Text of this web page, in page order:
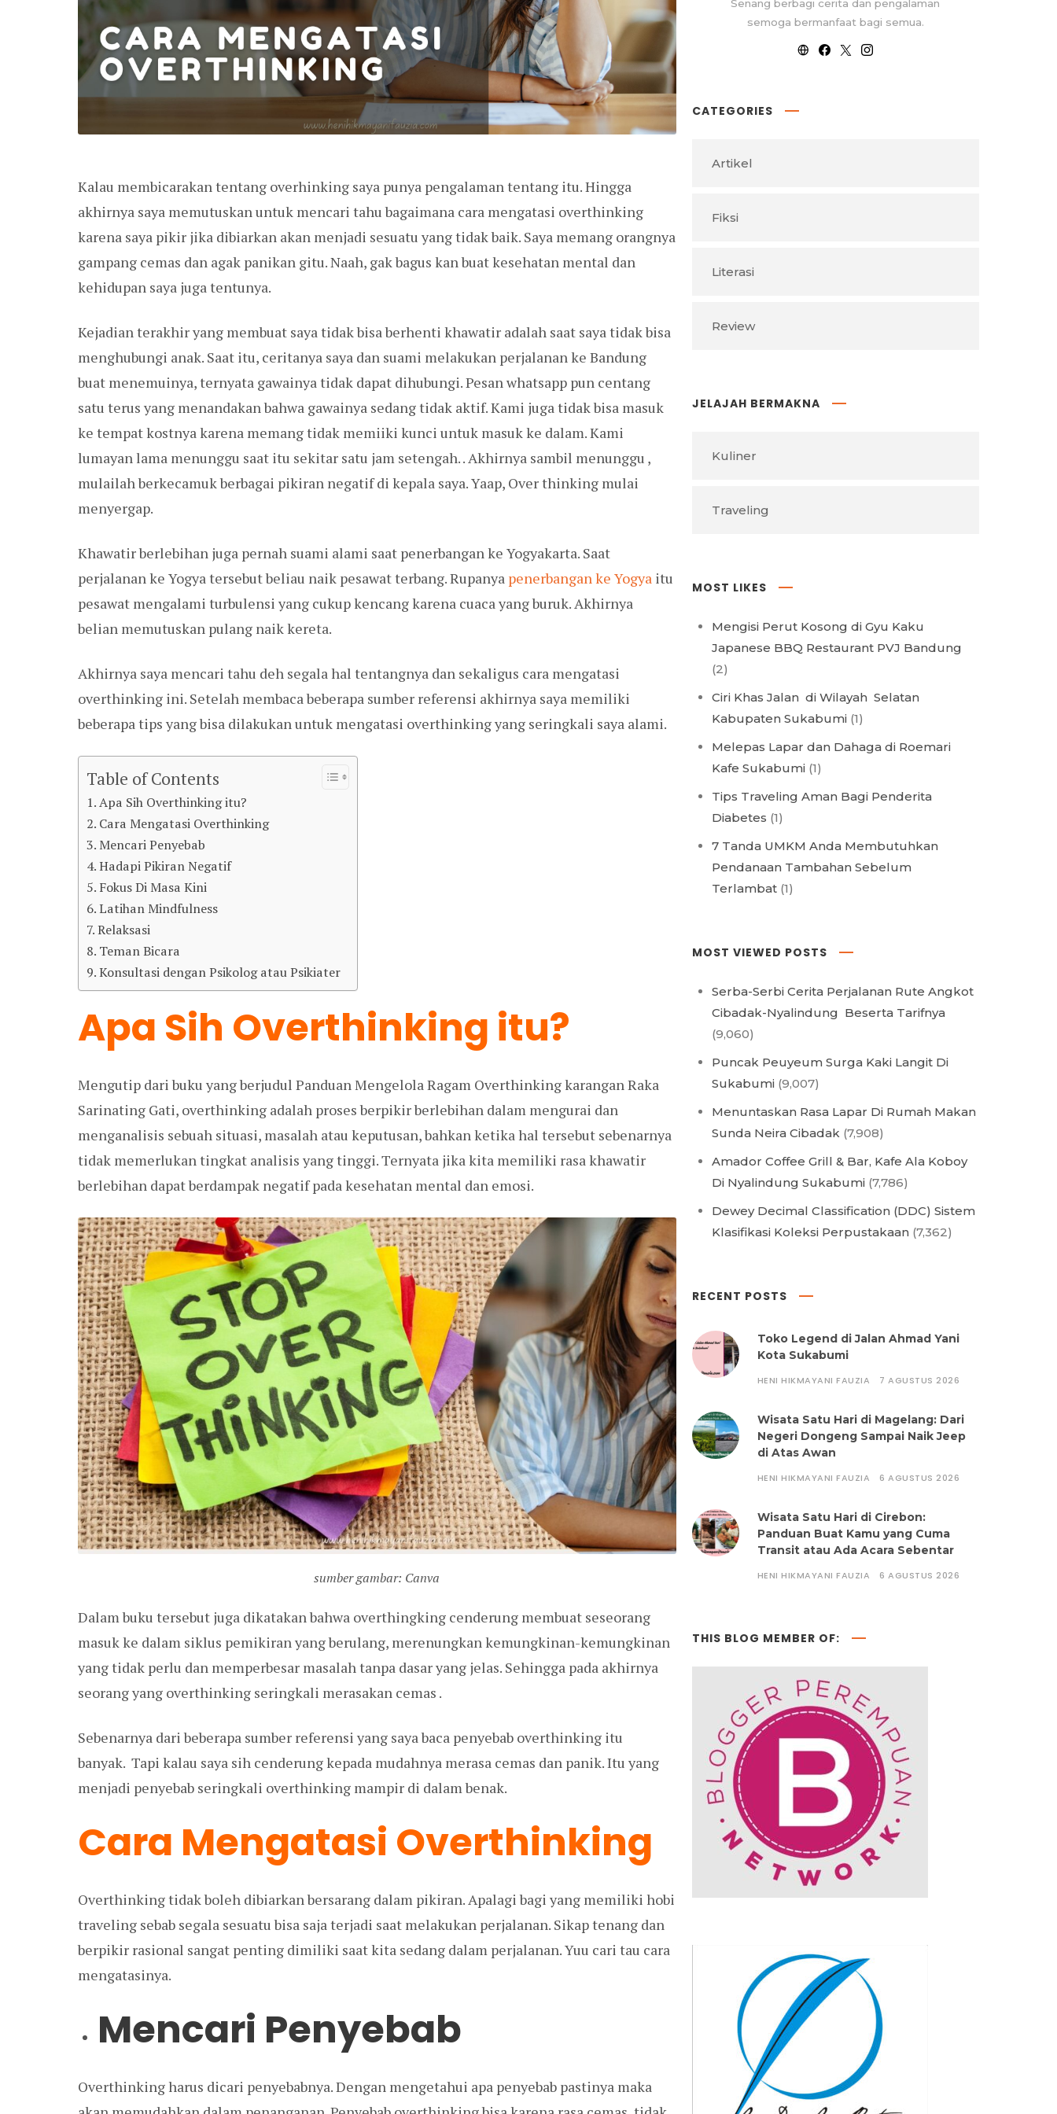
Kalau membicarakan tentang overhinking saya punya pengalaman tentang itu. Hingga
akhirnya saya memutuskan untuk mencari tahu bagaimana cara mengatasi overthinking
karena saya pikir jika dibiarkan akan menjadi sesuatu yang tidak baik. Saya memang orangnya
gampang cemas dan agak panikan gitu. Naah, gak bagus kan buat kesehatan mental dan
kehidupan saya juga tentunya.
Kejadian terakhir yang membuat saya tidak bisa berhenti khawatir adalah saat saya tidak bisa
menghubungi anak. Saat itu, ceritanya saya dan suami melakukan perjalanan ke Bandung
buat menemuinya, ternyata gawainya tidak dapat dihubungi. Pesan whatsapp pun centang
satu terus yang menandakan bahwa gawainya sedang tidak aktif. Kami juga tidak bisa masuk
ke tempat kostnya karena memang tidak memiiki kunci untuk masuk ke dalam. Kami
lumayan lama menunggu saat itu sekitar satu jam setengah. . Akhirnya sambil menunggu ,
mulailah berkecamuk berbagai pikiran negatif di kepala saya. Yaap, Over thinking mulai
menyergap.
Khawatir berlebihan juga pernah suami alami saat penerbangan ke Yogyakarta. Saat
perjalanan ke Yogya tersebut beliau naik pesawat terbang. Rupanya penerbangan ke Yogya itu
pesawat mengalami turbulensi yang cukup kencang karena cuaca yang buruk. Akhirnya
belian memutuskan pulang naik kereta.
Akhirnya saya mencari tahu deh segala hal tentangnya dan sekaligus cara mengatasi
overthinking ini. Setelah membaca beberapa sumber referensi akhirnya saya memiliki
beberapa tips yang bisa dilakukan untuk mengatasi overthinking yang seringkali saya alami.
Table of Contents
Apa Sih Overthinking itu?
Cara Mengatasi Overthinking
Mencari Penyebab
Hadapi Pikiran Negatif
Fokus Di Masa Kini
Latihan Mindfulness
Relaksasi
Teman Bicara
Konsultasi dengan Psikolog atau Psikiater
Apa Sih Overthinking itu?
Mengutip dari buku yang berjudul Panduan Mengelola Ragam Overthinking karangan Raka
Sarinating Gati, overthinking adalah proses berpikir berlebihan dalam mengurai dan
menganalisis sebuah situasi, masalah atau keputusan, bahkan ketika hal tersebut sebenarnya
tidak memerlukan tingkat analisis yang tinggi. Ternyata jika kita memiliki rasa khawatir
berlebihan dapat berdampak negatif pada kesehatan mental dan emosi.
sumber gambar: Canva
Dalam buku tersebut juga dikatakan bahwa overthingking cenderung membuat seseorang
masuk ke dalam siklus pemikiran yang berulang, merenungkan kemungkinan-kemungkinan
yang tidak perlu dan memperbesar masalah tanpa dasar yang jelas. Sehingga pada akhirnya
seorang yang overthinking seringkali merasakan cemas .
Sebenarnya dari beberapa sumber referensi yang saya baca penyebab overthinking itu
banyak. Tapi kalau saya sih cenderung kepada mudahnya merasa cemas dan panik. Itu yang
menjadi penyebab seringkali overthinking mampir di dalam benak.
Cara Mengatasi Overthinking
Overthinking tidak boleh dibiarkan bersarang dalam pikiran. Apalagi bagi yang memiliki hobi
traveling sebab segala sesuatu bisa saja terjadi saat melakukan perjalanan. Sikap tenang dan
berpikir rasional sangat penting dimiliki saat kita sedang dalam perjalanan. Yuu cari tau cara
mengatasinya.
Mencari Penyebab
Overthinking harus dicari penyebabnya. Dengan mengetahui apa penyebab pastinya maka
Senang berbagi cerita dan pengalaman
semoga bermanfaat bagi semua.
CATEGORIES
Artikel
Fiksi
Literasi
Review
JELAJAH BERMAKNA
Kuliner
Traveling
MOST LIKES
Mengisi Perut Kosong di Gyu Kaku
Japanese BBQ Restaurant PVJ Bandung
(2)
Ciri Khas Jalan di Wilayah Selatan
Kabupaten Sukabumi (1)
Melepas Lapar dan Dahaga di Roemari
Kafe Sukabumi (1)
Tips Traveling Aman Bagi Penderita
Diabetes (1)
7 Tanda UMKM Anda Membutuhkan
Pendanaan Tambahan Sebelum
Terlambat (1)
MOST VIEWED POSTS
Serba-Serbi Cerita Perjalanan Rute Angkot
Cibadak-Nyalindung Beserta Tarifnya
(9,060)
Puncak Peuyeum Surga Kaki Langit Di
Sukabumi (9,007)
Menuntaskan Rasa Lapar Di Rumah Makan
Sunda Neira Cibadak (7,908)
Amador Coffee Grill & Bar, Kafe Ala Koboy
Di Nyalindung Sukabumi (7,786)
Dewey Decimal Classification (DDC) Sistem
Klasifikasi Koleksi Perpustakaan (7,362)
RECENT POSTS
Toko Legend di Jalan Ahmad Yani
Kota Sukabumi
HENI HIKMAYANI FAUZIA 7 AGUSTUS 2026
Wisata Satu Hari di Magelang: Dari
Negeri Dongeng Sampai Naik Jeep
di Atas Awan
HENI HIKMAYANI FAUZIA 6 AGUSTUS 2026
Wisata Satu Hari di Cirebon:
Panduan Buat Kamu yang Cuma
Transit atau Ada Acara Sebentar
HENI HIKMAYANI FAUZIA 6 AGUSTUS 2026
THIS BLOG MEMBER OF: